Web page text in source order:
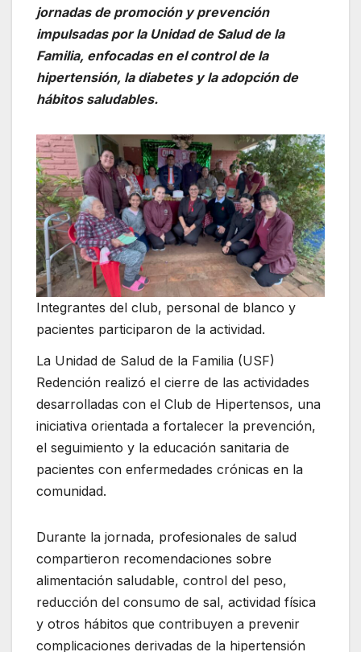
jornadas de promoción y prevención
impulsadas por la Unidad de Salud de la
Familia, enfocadas en el control de la
hipertensión, la diabetes y la adopción de
hábitos saludables.
Integrantes del club, personal de blanco y
pacientes participaron de la actividad.
La Unidad de Salud de la Familia (USF)
Redención realizó el cierre de las actividades
desarrolladas con el Club de Hipertensos, una
iniciativa orientada a fortalecer la prevención,
el seguimiento y la educación sanitaria de
pacientes con enfermedades crónicas en la
comunidad.
Durante la jornada, profesionales de salud
compartieron recomendaciones sobre
alimentación saludable, control del peso,
reducción del consumo de sal, actividad física
y otros hábitos que contribuyen a prevenir
complicaciones derivadas de la hipertensión